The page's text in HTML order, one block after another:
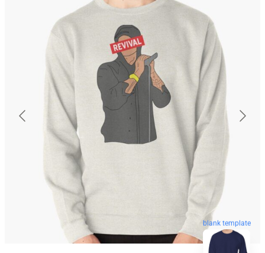
blank template